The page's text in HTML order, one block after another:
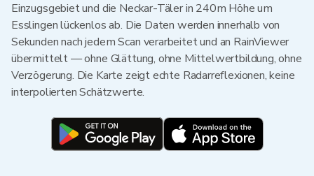
Einzugsgebiet und die Neckar-Täler in 240m Höhe um
Esslingen lückenlos ab. Die Daten werden innerhalb von
Sekunden nach jedem Scan verarbeitet und an RainViewer
übermittelt — ohne Glättung, ohne Mittelwertbildung, ohne
Verzögerung. Die Karte zeigt echte Radarreflexionen, keine
interpolierten Schätzwerte.